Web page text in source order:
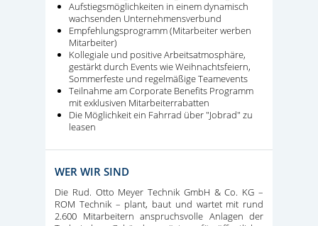
Aufstiegsmöglichkeiten in einem dynamisch
wachsenden Unternehmensverbund
Empfehlungsprogramm (Mitarbeiter werben
Mitarbeiter)
Kollegiale und positive Arbeitsatmosphäre,
gestärkt durch Events wie Weihnachtsfeiern,
Sommerfeste und regelmäßige Teamevents
Teilnahme am Corporate Benefits Programm
mit exklusiven Mitarbeiterrabatten
Die Möglichkeit ein Fahrrad über "Jobrad" zu
leasen
WER WIR SIND
Die Rud. Otto Meyer Technik GmbH & Co. KG –
ROM Technik – plant, baut und wartet mit rund
2.600 Mitarbeitern anspruchsvolle Anlagen der